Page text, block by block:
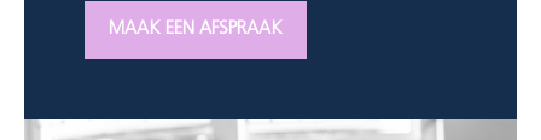
MAAK EEN AFSPRAAK